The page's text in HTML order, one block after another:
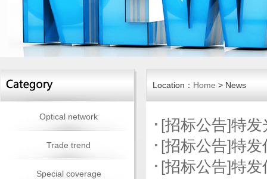
Optical network
Trade trend
Special coverage
Location： Home > News
[招标公告]特
[招标公告]特
[招标公告]特